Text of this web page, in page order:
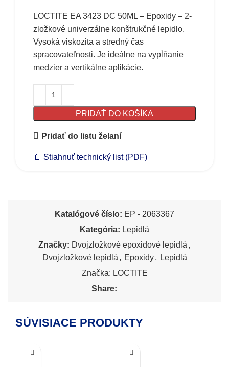
LOCTITE EA 3423 DC 50ML – Epoxidy – 2-
zložkové univerzálne konštrukčné lepidlo.
Vysoká viskozita a stredný čas
spracovateľnosti. Je ideálne na vypĺňanie
medzier a vertikálne aplikácie.
PRIDAŤ DO KOŠÍKA
Pridať do listu želaní
📄 Stiahnuť technický list (PDF)
Katalógové číslo: EP - 2063367
Kategória: Lepidlá
Značky: Dvojzložkové epoxidové lepidlá ,
Dvojzložkové lepidlá , Epoxidy , Lepidlá
Značka: LOCTITE
Share:
SÚVISIACE PRODUKTY